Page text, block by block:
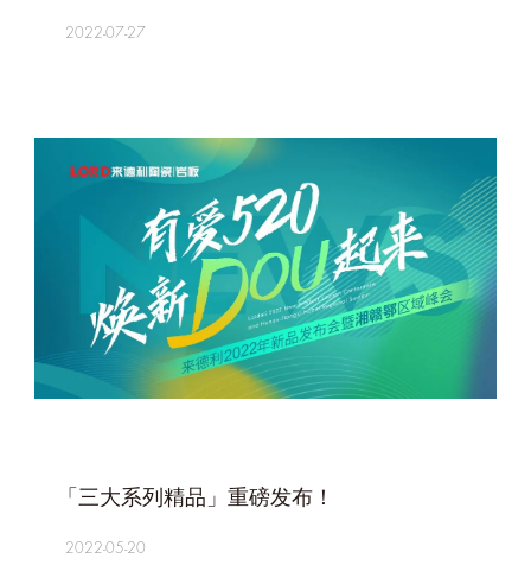
2022-07-27
「三大系列精品」重磅发布！
2022-05-20